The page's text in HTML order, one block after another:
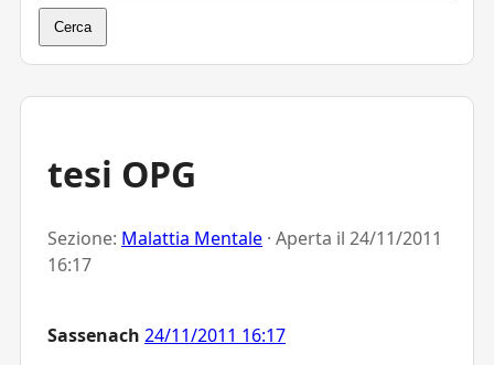
tesi OPG
Sezione: Malattia Mentale · Aperta il 24/11/2011
16:17
Sassenach 24/11/2011 16:17
Cerca